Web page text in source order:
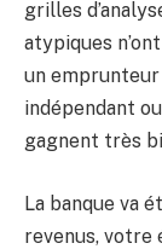
grilles
atypiques
un
indépendant
gagnent très
La banque va
revenus, votre